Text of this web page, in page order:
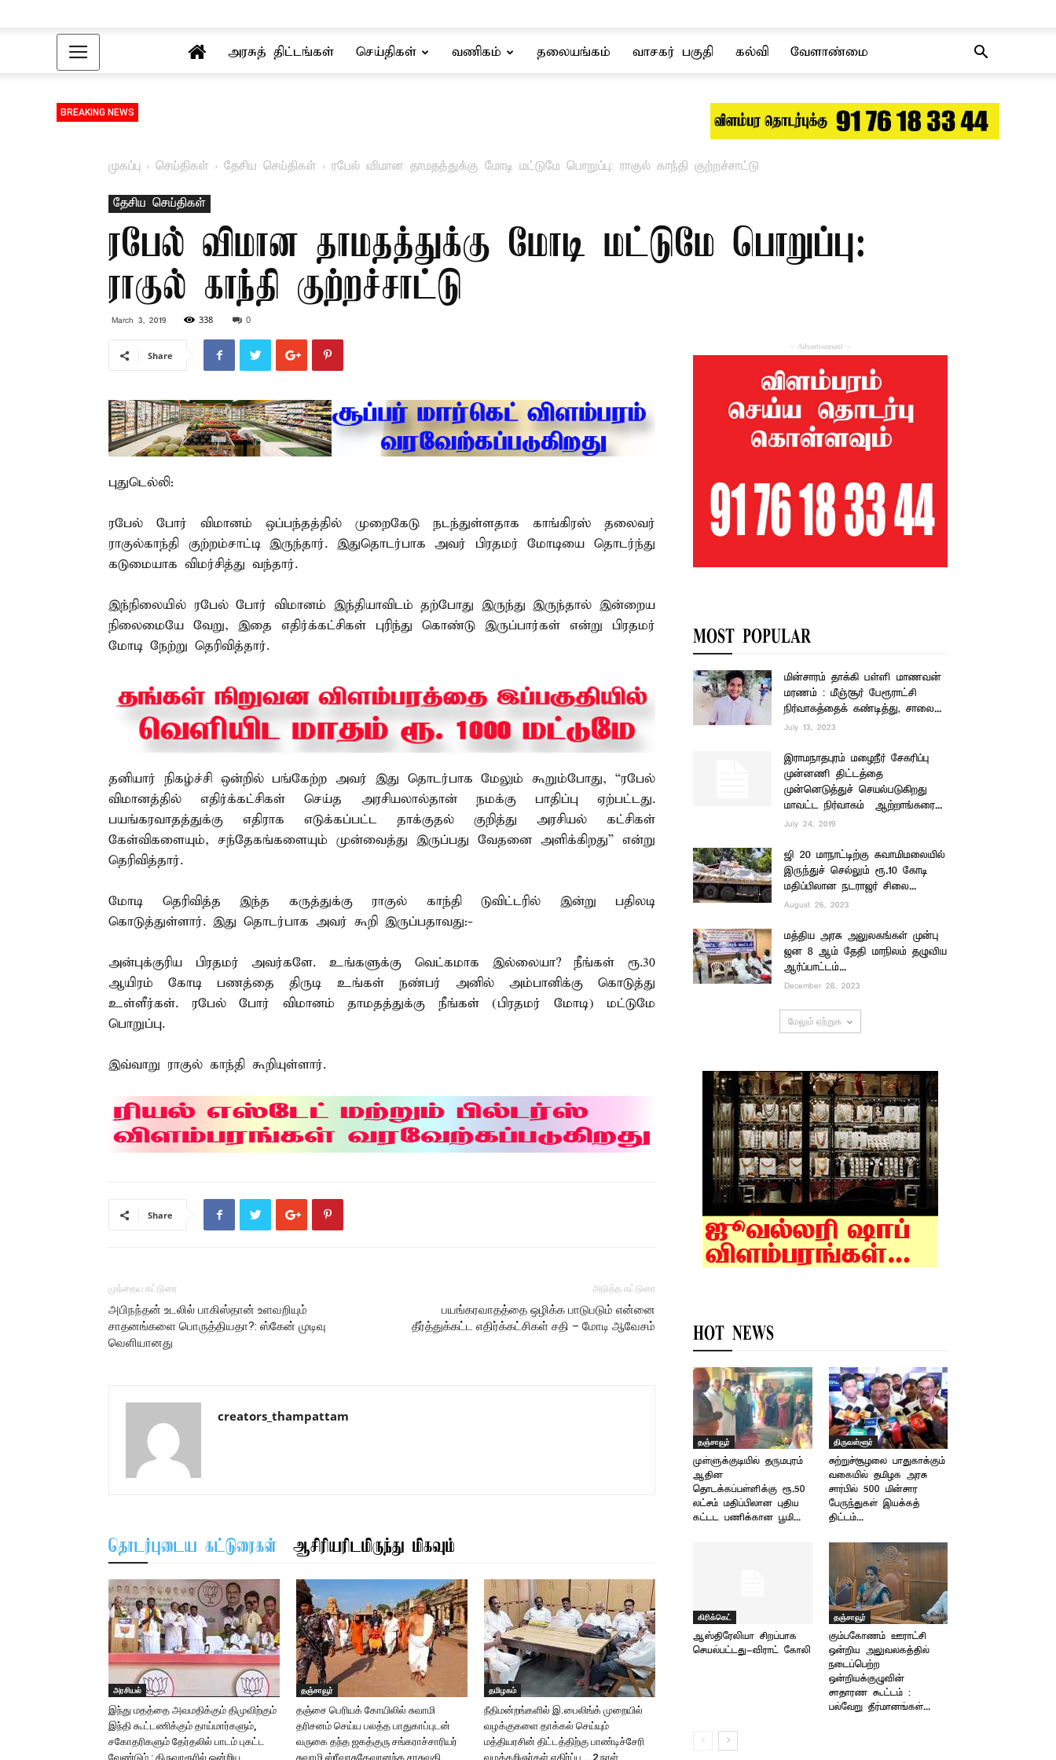
அரசுத் திட்டங்கள் செய்திகள் வணிகம் தலையங்கம் வாசகர் பகுதி கல்வி வேளாண்மை
BREAKING NEWS
முகப்பு செய்திகள் தேசிய செய்திகள் ரபேல் விமான தாமதத்துக்கு மோடி மட்டுமே பொறுப்பு: ராகுல் காந்தி குற்றச்சாட்டு
தேசிய செய்திகள்
ரபேல் விமான தாமதத்துக்கு மோடி மட்டுமே பொறுப்பு:
ராகுல் காந்தி குற்றச்சாட்டு
March 3, 2019 338 0
Share
புதுடெல்லி:
ரபேல் போர் விமானம் ஒப்பந்தத்தில் முறைகேடு நடந்துள்ளதாக காங்கிரஸ் தலைவர்
ராகுல்காந்தி குற்றம்சாட்டி இருந்தார். இதுதொடர்பாக அவர் பிரதமர் மோடியை தொடர்ந்து
கடுமையாக விமர்சித்து வந்தார்.
இந்நிலையில் ரபேல் போர் விமானம் இந்தியாவிடம் தற்போது இருந்து இருந்தால் இன்றைய
நிலைமையே வேறு, இதை எதிர்க்கட்சிகள் புரிந்து கொண்டு இருப்பார்கள் என்று பிரதமர்
மோடி நேற்று தெரிவித்தார்.
தனியார் நிகழ்ச்சி ஒன்றில் பங்கேற்ற அவர் இது தொடர்பாக மேலும் கூறும்போது, “ரபேல்
விமானத்தில் எதிர்க்கட்சிகள் செய்த அரசியலால்தான் நமக்கு பாதிப்பு ஏற்பட்டது.
பயங்கரவாதத்துக்கு எதிராக எடுக்கப்பட்ட தாக்குதல் குறித்து அரசியல் கட்சிகள்
கேள்விகளையும், சந்தேகங்களையும் முன்வைத்து இருப்பது வேதனை அளிக்கிறது” என்று
தெரிவித்தார்.
மோடி தெரிவித்த இந்த கருத்துக்கு ராகுல் காந்தி டுவிட்டரில் இன்று பதிலடி
கொடுத்துள்ளார். இது தொடர்பாக அவர் கூறி இருப்பதாவது:-
அன்புக்குரிய பிரதமர் அவர்களே. உங்களுக்கு வெட்கமாக இல்லையா? நீங்கள் ரூ.30
ஆயிரம் கோடி பணத்தை திருடி உங்கள் நண்பர் அனில் அம்பானிக்கு கொடுத்து
உள்ளீர்கள். ரபேல் போர் விமானம் தாமதத்துக்கு நீங்கள் (பிரதமர் மோடி) மட்டுமே
பொறுப்பு.
இவ்வாறு ராகுல் காந்தி கூறியுள்ளார்.
Share
முந்தைய கட்டுரை
அபிநந்தன் உடலில் பாகிஸ்தான் உளவறியும்
சாதனங்களை பொருத்தியதா?: ஸ்கேன் முடிவு
வெளியானது
அடுத்த கட்டுரை
பயங்கரவாதத்தை ஒழிக்க பாடுபடும் என்னை
தீர்த்துக்கட்ட எதிர்க்கட்சிகள் சதி – மோடி ஆவேசம்
creators_thampattam
தொடர்புடைய கட்டுரைகள் ஆசிரியரிடமிருந்து மிகவும்
அரசியல்
இந்து மதத்தை அவமதிக்கும் திமுவிற்கும்
இந்தி கூட்டணிக்கும் தாய்மார்களும்,
சகோதரிகளும் தேர்தலில் பாடம் புகட்ட
வேண்டும் : திருவாரூரில் ஒன்றிய
தஞ்சாவூர்
தஞ்சை பெரியக் கோயிலில் சுவாமி
தரிசனம் செய்ய பலத்த பாதுகாப்புடன்
வருகை தந்த ஜகத்குரு சங்கராச்சாரியர்
சுவாமி ஸ்ரீவாசுதேவானந்த சரசுவதி
தமிழகம்
நீதிமன்றங்களில் இ.பைலிங்க் முறையில்
வழக்குகளை தாக்கல் செய்யும்
மத்தியரசின் திட்டத்திற்கு பாண்டிச்சேரி
வழக்கறிஞர்கள் எதிர்ப்பு .. 2 நாள்
- Advertisement -
MOST POPULAR
மின்சாரம் தாக்கி பள்ளி மாணவன்
மரணம் : மீஞ்சூர் பேரூராட்சி
நிர்வாகத்தைக் கண்டித்து, சாலை...
July 13, 2023
இராமநாதபுரம் மழைநீர் சேகரிப்பு
முன்னணி திட்டத்தை
முன்னெடுத்துச் செயல்படுகிறது
மாவட்ட நிர்வாகம் – ஆற்றாங்கரை...
July 24, 2019
ஜி 20 மாநாட்டிற்கு சுவாமிமலையில்
இருந்துச் செல்லும் ரூ.10 கோடி
மதிப்பிலான நடராஜர் சிலை...
August 26, 2023
மத்திய அரசு அலுலகங்கள் முன்பு
ஜன 8 ஆம் தேதி மாநிலம் தழுவிய
ஆர்ப்பாட்டம்...
December 28, 2023
மேலும் ஏற்றுக
HOT NEWS
தஞ்சாவூர்
முள்ளுக்குடியில் தருமபுரம்
ஆதின
தொடக்கப்பள்ளிக்கு ரூ.50
லட்சம் மதிப்பிலான புதிய
கட்டட பணிக்கான பூமி...
திருவள்ளூர்
சுற்றுச்சூழலை பாதுகாக்கும்
வகையில் தமிழக அரசு
சார்பில் 500 மின்சார
பேருந்துகள் இயக்கத்
திட்டம்...
கிரிக்கெட்
ஆஸ்திரேலியா சிறப்பாக
செயல்பட்டது-விராட் கோலி
தஞ்சாவூர்
கும்பகோணம் ஊராட்சி
ஒன்றிய அலுவலகத்தில்
நடைப்பெற்ற
ஒன்றியக்குழுவின்
சாதாரண கூட்டம் :
பல்வேறு தீர்மானங்கள்...